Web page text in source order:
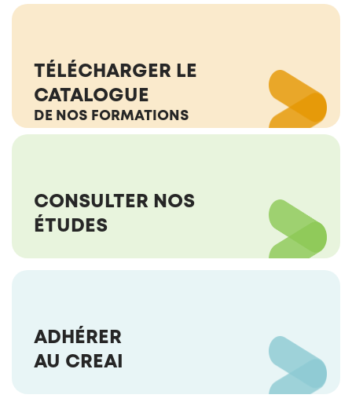
TÉLÉCHARGER LE
CATALOGUE
DE NOS FORMATIONS
CONSULTER NOS
ÉTUDES
ADHÉRER
AU CREAI